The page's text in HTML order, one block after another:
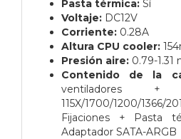
Pasta térmica: Sí
Voltaje: DC12V
Corriente: 0.28A
Altura CPU cooler:
Presión aire: 0.79-1.31
Contenido de la
ventiladores +
115X/1700/1200/
Fijaciones + Pasta
Adaptador SATA-ARGB